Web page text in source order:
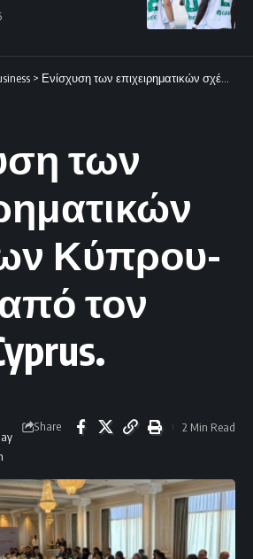
> Ενίσχυση των επιχειρηματικών σχέσεων Κύπρου-Ινδίας από τον Invest Cyprus.
των
Κύπρου-
τον
Share 2 Min Read